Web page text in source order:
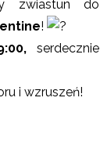
zwiastun do
!
serdecznie
i wzruszeń!